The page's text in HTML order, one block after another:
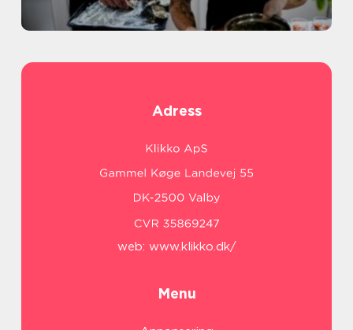
Adress
web: www.klikko.dk/
Menu